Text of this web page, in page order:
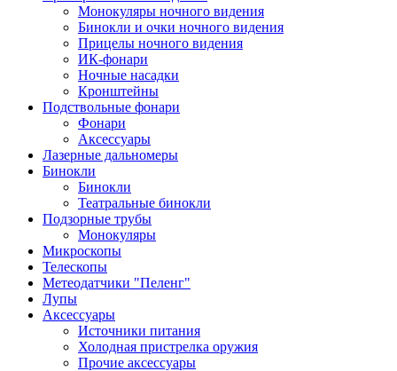
Монокуляры ночного видения
Бинокли и очки ночного видения
Прицелы ночного видения
ИК-фонари
Ночные насадки
Кронштейны
Подствольные фонари
Фонари
Аксессуары
Лазерные дальномеры
Бинокли
Бинокли
Театральные бинокли
Подзорные трубы
Монокуляры
Микроскопы
Телескопы
Метеодатчики "Пеленг"
Лупы
Аксессуары
Источники питания
Холодная пристрелка оружия
Прочие аксессуары